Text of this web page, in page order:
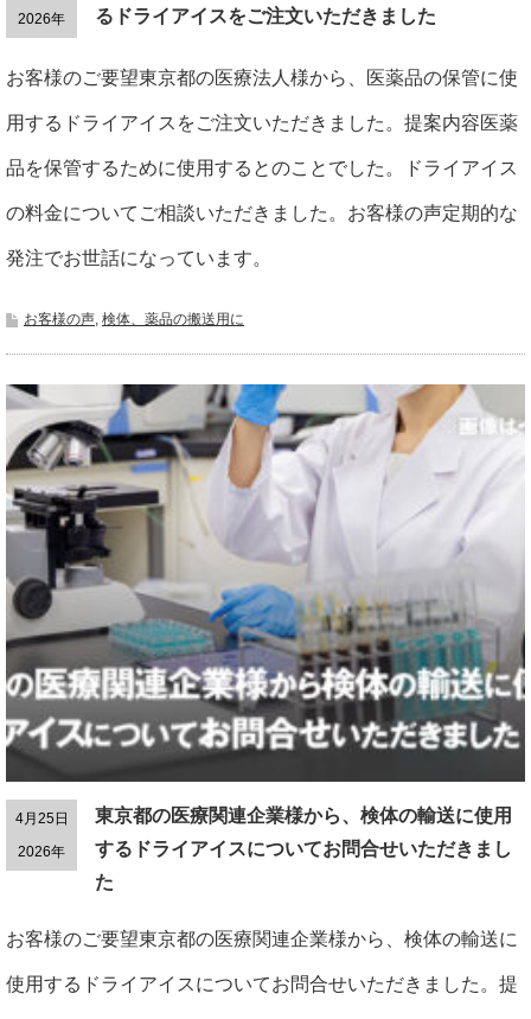
2026年
るドライアイスをご注文いただきました
お客様のご要望東京都の医療法人様から、医薬品の保管に使
用するドライアイスをご注文いただきました。提案内容医薬
品を保管するために使用するとのことでした。ドライアイス
の料金についてご相談いただきました。お客様の声定期的な
発注でお世話になっています。
お客様の声, 検体、薬品の搬送用に
4月25日
2026年
東京都の医療関連企業様から、検体の輸送に使用
するドライアイスについてお問合せいただきまし
た
お客様のご要望東京都の医療関連企業様から、検体の輸送に
使用するドライアイスについてお問合せいただきました。提